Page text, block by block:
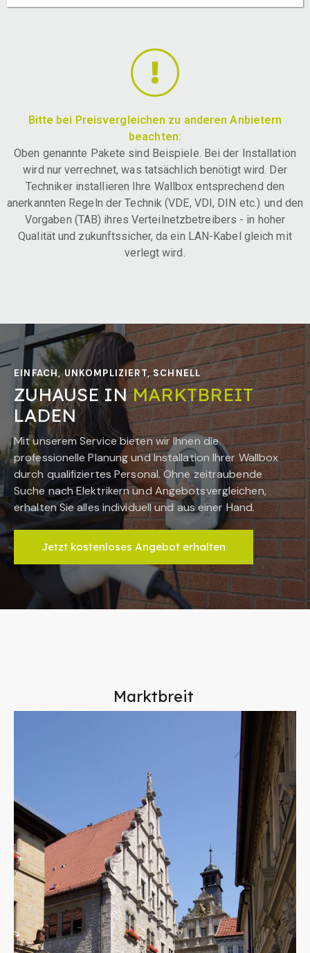
Bitte bei Preisvergleichen zu anderen Anbietern
beachten:
Oben genannte Pakete sind Beispiele. Bei der Installation
wird nur verrechnet, was tatsächlich benötigt wird. Der
Techniker installieren Ihre Wallbox entsprechend den
anerkannten Regeln der Technik (VDE, VDI, DIN etc.) und den
Vorgaben (TAB) ihres Verteilnetzbetreibers - in hoher
Qualität und zukunftssicher, da ein LAN-Kabel gleich mit
verlegt wird.
EINFACH, UNKOMPLIZIERT, SCHNELL
ZUHAUSE INMARKTBREIT
LADEN
Mit unserem Service bieten wir Ihnen die
professionelle Planung und Installation Ihrer Wallbox
durch qualifiziertes Personal. Ohne zeitraubende
Suche nach Elektrikern und Angebotsvergleichen,
erhalten Sie alles individuell und aus einer Hand.
Jetzt kostenloses Angebot erhalten
Marktbreit